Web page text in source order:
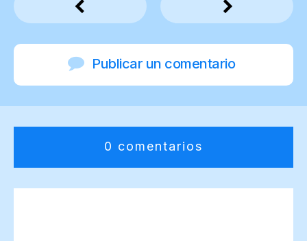
Publicar un comentario
0 comentarios